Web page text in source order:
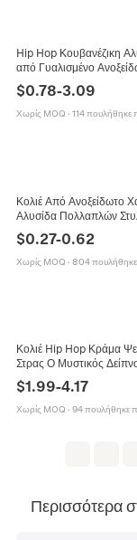
Hip Hop Κουβανέζικη
από Γυαλισμένο
Χοντρή Αλυσίδα Curb
Γυναίκες Street Style
$0.78-3.09
Χωρίς MOQ · 114 πουλήθηκε
Κολιέ Από Ανοξείδωτο
Αλυσίδα Πολλαπλών
Cross Box Σχοινί Φίδι
Για Άνδρες Γυναίκες
Κοσμήματα
$0.27-0.62
Χωρίς MOQ · 804
Κολιέ Hip Hop Κράμα
Στρας Ο Μυστικός
Στρογγυλό Μενταγιόν
Iced Out Κουβανέζικη
Κοσμήματα
$1.99-4.17
Χωρίς MOQ · 94 πουλήθηκε
Περισσότερα